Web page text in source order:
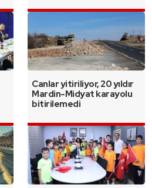
Canlar yitiriliyor, 20 yıldır
Mardin-Midyat karayolu
bitirilemedi